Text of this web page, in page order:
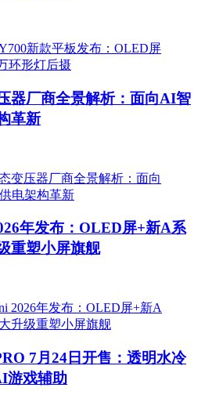
器厂商全景解析：面向AI智
革新
年发布：OLED屏+新A系
重塑小屏旗舰
7月24日开售：透明水冷
游戏辅助